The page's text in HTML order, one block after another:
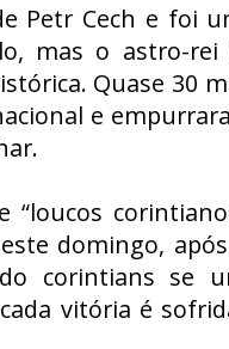
Petr Cech e foi
mas o astro-
Quase 30
e
domingo,
corintians se
vitória é